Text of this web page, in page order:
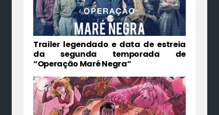
Trailer legendado e data de estreia
da segunda temporada de
“Operação Maré Negra”